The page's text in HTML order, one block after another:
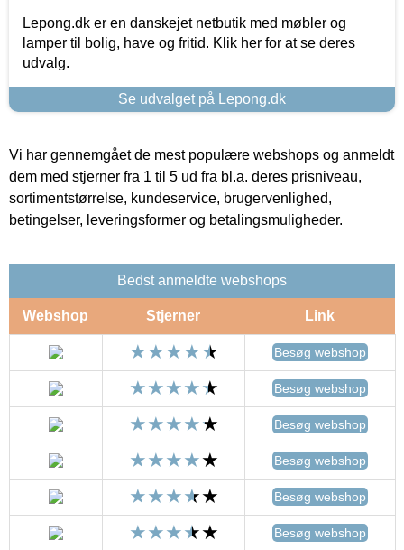
Lepong.dk er en danskejet netbutik med møbler og
lamper til bolig, have og fritid. Klik her for at se deres
udvalg.
Se udvalget på Lepong.dk
Vi har gennemgået de mest populære webshops og anmeldt
dem med stjerner fra 1 til 5 ud fra bl.a. deres prisniveau,
sortimentstørrelse, kundeservice, brugervenlighed,
betingelser, leveringsformer og betalingsmuligheder.
Bedst anmeldte webshops
Webshop Stjerner Link
Besøg webshop
Besøg webshop
Besøg webshop
Besøg webshop
Besøg webshop
Besøg webshop